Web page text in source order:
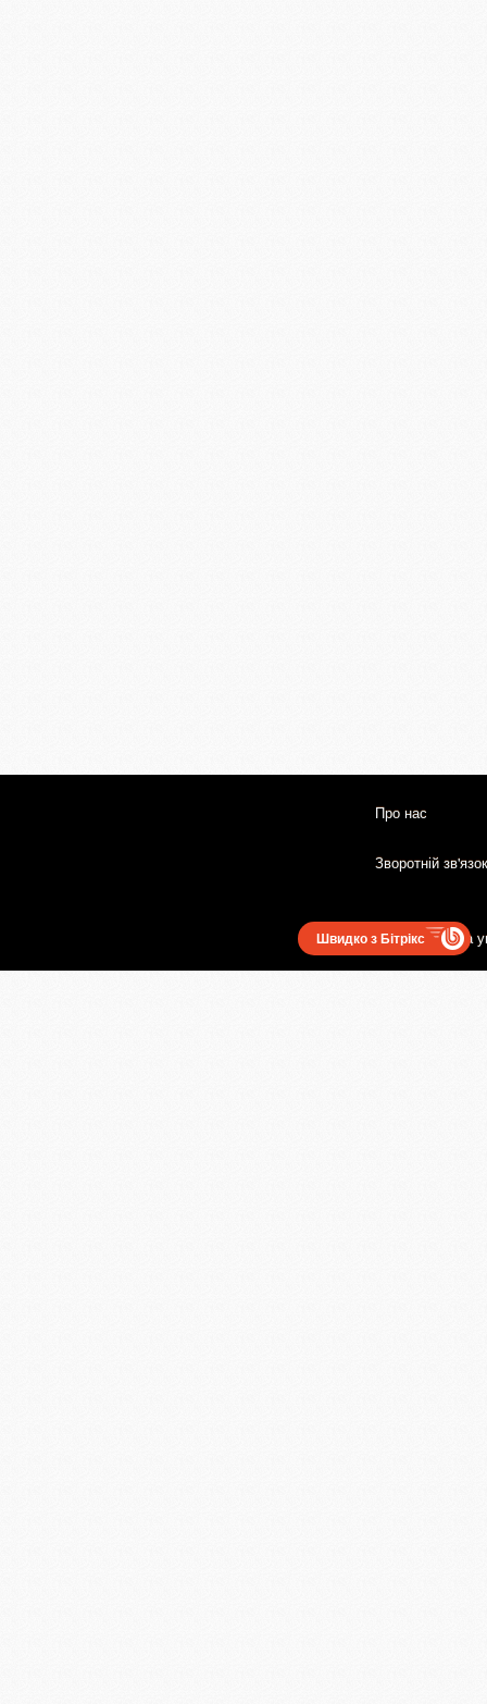
Про нас
Зворотній зв'язок
Користувацька
Швидко з Бітрікс